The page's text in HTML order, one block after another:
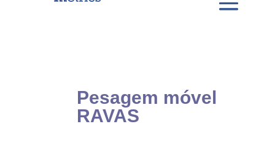
Pesagem móvel
RAVAS